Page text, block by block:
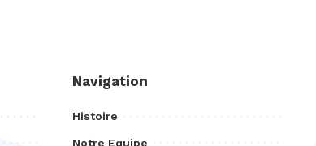
Navigation
Histoire
Notre Equipe